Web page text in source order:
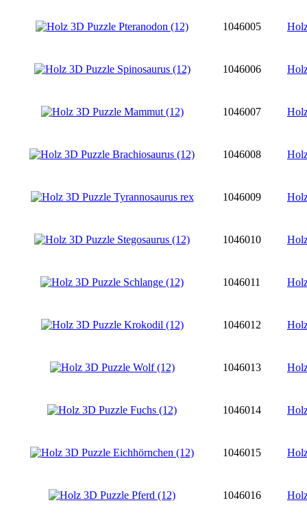
1046005
1046006
1046007
1046008
1046009
1046010
1046011
1046012
1046013
1046014
1046015
1046016